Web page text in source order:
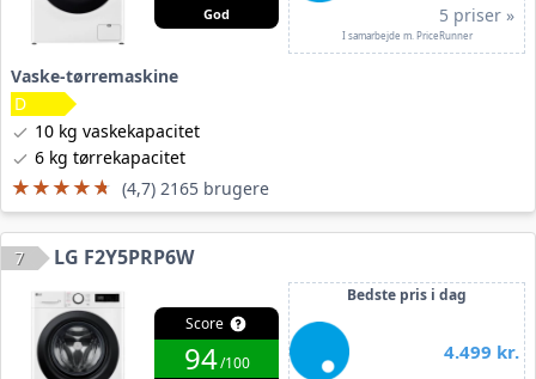
God 5 priser »
I samarbejde m. PriceRunner
Vaske-tørremaskine
10 kg vaskekapacitet
6 kg tørrekapacitet
★★★★★
★★★★★ (4,7) 2165 brugere
7 LG F2Y5PRP6W
Score
94/100
Bedste pris i dag
4.499 kr.